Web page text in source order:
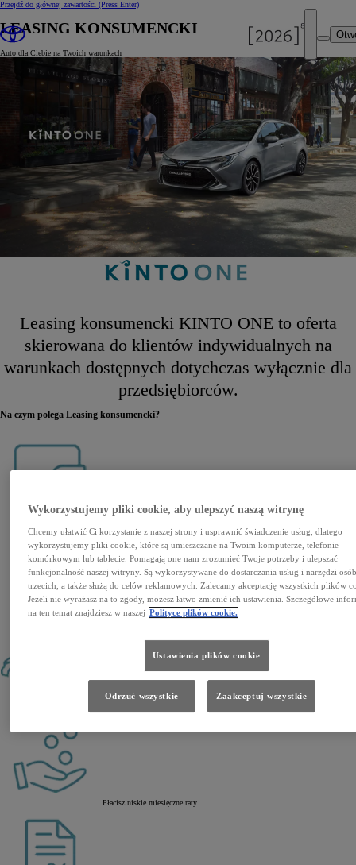
Przejdź do głównej zawartości (Press Enter)
LEASING KONSUMENCKI
Auto dla Ciebie na Twoich warunkach
Leasing konsumencki KINTO ONE to oferta
skierowana do klientów indywidualnych na
warunkach dostępnych dotychczas wyłącznie dla
przedsiębiorców.
Na czym polega Leasing konsumencki?
Umowa leasingowa na okres od 24 do 48 miesięcy
Płacisz niskie miesięczne raty
Wykorzystujemy pliki cookie, aby ulepszyć naszą witrynę
Chcemy ułatwić Ci korzystanie z naszej strony i usprawnić świadczenie usług, dlatego
wykorzystujemy pliki cookie, które są umieszczane na Twoim komputerze, telefonie
komórkowym lub tablecie. Pomagają one nam zrozumieć Twoje potrzeby i ulepszać
funkcjonalność naszej witryny. Są wykorzystywane do dostarczania usług i narzędzi osób
trzecich, a także służą do celów reklamowych. Zalecamy akceptację wszystkich plików
Jeżeli nie wyrażasz na to zgody, możesz łatwo zmienić ich ustawienia. Szczegółowe
na ten temat znajdziesz w naszej Polityce plików cookie.
Ustawienia plików cookie
Odrzuć wszystkie Zaakceptuj wszystkie